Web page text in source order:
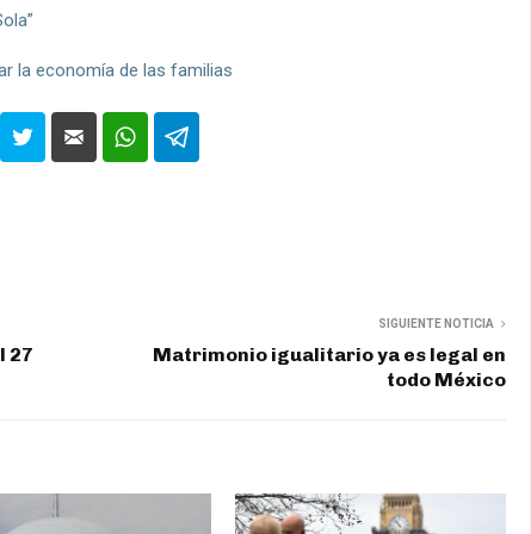
la economía de las familias
27
SIGUIENTE NOTICIA
Matrimonio igualitario ya es legal en
todo México